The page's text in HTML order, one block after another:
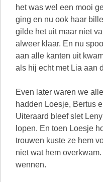
het was wel een mooi
ging en nu ook haar
gilde het uit maar niet
alweer klaar. En nu
aan alle kanten uit
als hij echt met Lia aan
Even later waren we
hadden Loesje, Bertus
Uiteraard bleef slet
lopen. En toen Loesje
trouwen kuste ze hem
niet wat hem
wennen.